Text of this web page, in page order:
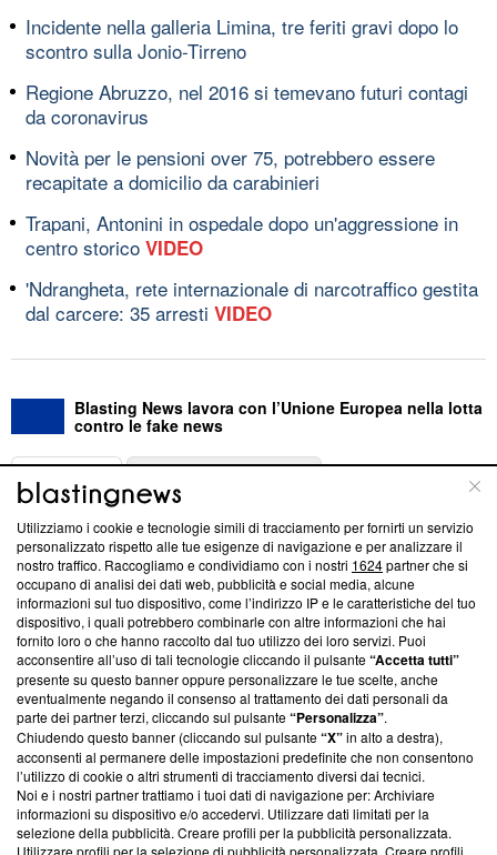
Incidente nella galleria Limina, tre feriti gravi dopo lo
scontro sulla Jonio-Tirreno
Regione Abruzzo, nel 2016 si temevano futuri contagi
da coronavirus
Novità per le pensioni over 75, potrebbero essere
recapitate a domicilio da carabinieri
Trapani, Antonini in ospedale dopo un'aggressione in
centro storico VIDEO
'Ndrangheta, rete internazionale di narcotraffico gestita
dal carcere: 35 arresti VIDEO
Blasting News lavora con l’Unione Europea nella lotta
contro le fake news
ABOUT
Questa sezione offre informazioni trasparenti su Blasting
News, sui nostri processi editoriali e su come ci impegniamo a
creare news di qualità. Inoltre, afferma la nostra aderenza a
‘Trust Project - News with Integrity’Blasting News non è
ancora membro del programma, ma ha richiesto di farne
parte; Trust Project non ha ancora effettuato una verifica di
conformità agli standard.
Su di noi
Team editoriale
Corporate
Redazione
Utilizziamo i cookie e tecnologie simili di tracciamento per fornirti un servizio
personalizzato rispetto alle tue esigenze di navigazione e per analizzare il
nostro traffico. Raccogliamo e condividiamo con i nostri 1624partner che si
occupano di analisi dei dati web, pubblicità e social media, alcune
informazioni sul tuo dispositivo, come l’indirizzo IP e le caratteristiche del tuo
dispositivo, i quali potrebbero combinarle con altre informazioni che hai
fornito loro o che hanno raccolto dal tuo utilizzo dei loro servizi. Puoi
acconsentire all’uso di tali tecnologie cliccando il pulsante“Accetta tutti”
presente su questo banner oppure personalizzare le tue scelte, anche
eventualmente negando il consenso al trattamento dei dati personali da
parte dei partner terzi, cliccando sul pulsante“Personalizza”.
Chiudendo questo banner (cliccando sul pulsante“X”in alto a destra),
acconsenti al permanere delle impostazioni predefinite che non consentono
l’utilizzo di cookie o altri strumenti di tracciamento diversi dai tecnici.
Noi e i nostri partner trattiamo i tuoi dati di navigazione per: Archiviare
informazioni su dispositivo e/o accedervi. Utilizzare dati limitati per la
selezione della pubblicità. Creare profili per la pubblicità personalizzata.
Utilizzare profili per la selezione di pubblicità personalizzata. Creare profili